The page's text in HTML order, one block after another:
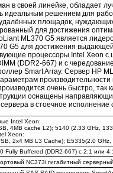
в своей линейке, обладает
идеальным решением для
площадок,
для достижения
ML370 G5 является
G5 для достижения
процессоры Intel Xeon
(DDR2-667) и с
Smart Array. Сервер HP
очень быстро, так
оснащены
в стоечное
Intel Xeon:
4MB cache L2); 5140 (2.33 GHz,
Xeon:
2x4 MB L3 Cache); E5335(2.0
Fully Buffered (DDR2-667) с 2:1 или
NC373i гигабитный